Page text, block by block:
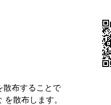
散布することで
散布します。